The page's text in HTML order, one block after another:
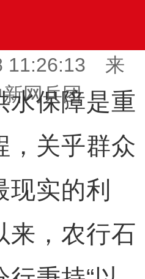
11:26:13 来
网兵团
保障是重
，关乎群众
实的利
来，农行石